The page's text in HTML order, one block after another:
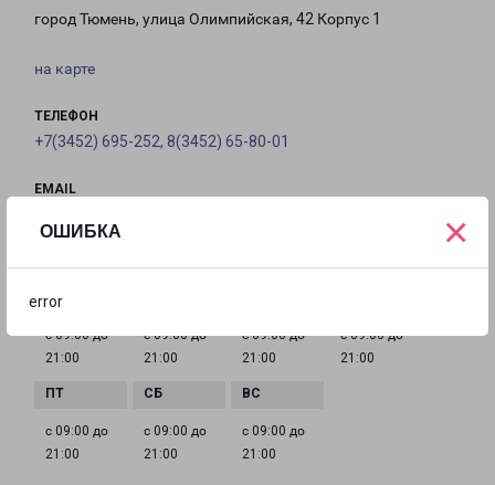
ОШИБКА
error
×
город Тюмень, улица Олимпийская, 42 Корпус 1
на карте
ТЕЛЕФОН
+7(3452) 695-252, 8(3452) 65-80-01
EMAIL
с 09:00 до
21:00
с 09:00 до
21:00
с 09:00 до
21:00
с 09:00 до
21:00
с 09:00 до
21:00
с 09:00 до
21:00
с 09:00 до
21:00